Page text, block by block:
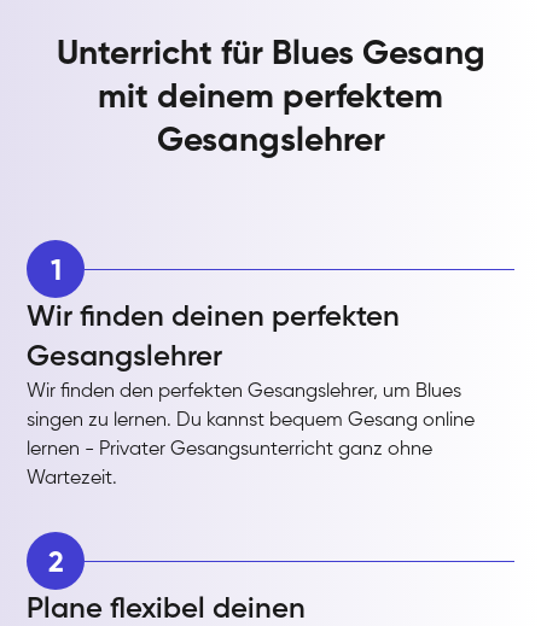
Unterricht für Blues Gesang
mit deinem perfektem
Gesangslehrer
1
Wir finden deinen perfekten
Gesangslehrer
Wir finden den perfekten Gesangslehrer, um Blues
singen zu lernen. Du kannst bequem Gesang online
lernen - Privater Gesangsunterricht ganz ohne
Wartezeit.
2
Plane flexibel deinen